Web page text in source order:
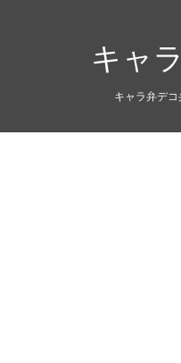
キャ
キャラ弁デ